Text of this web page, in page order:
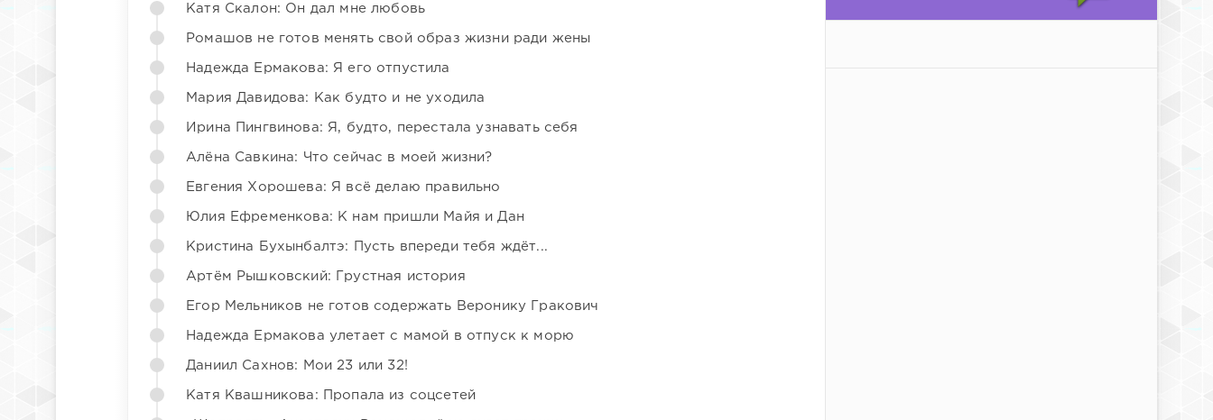
Катя Скалон: Он дал мне любовь
Ромашов не готов менять свой образ жизни ради жены
Надежда Ермакова: Я его отпустила
Мария Давидова: Как будто и не уходила
Ирина Пингвинова: Я, будто, перестала узнавать себя
Алёна Савкина: Что сейчас в моей жизни?
Евгения Хорошева: Я всё делаю правильно
Юлия Ефременкова: К нам пришли Майя и Дан
Кристина Бухынбалтэ: Пусть впереди тебя ждёт...
Артём Рышковский: Грустная история
Егор Мельников не готов содержать Веронику Гракович
Надежда Ермакова улетает с мамой в отпуск к морю
Даниил Сахнов: Мои 23 или 32!
Катя Квашникова: Пропала из соцсетей